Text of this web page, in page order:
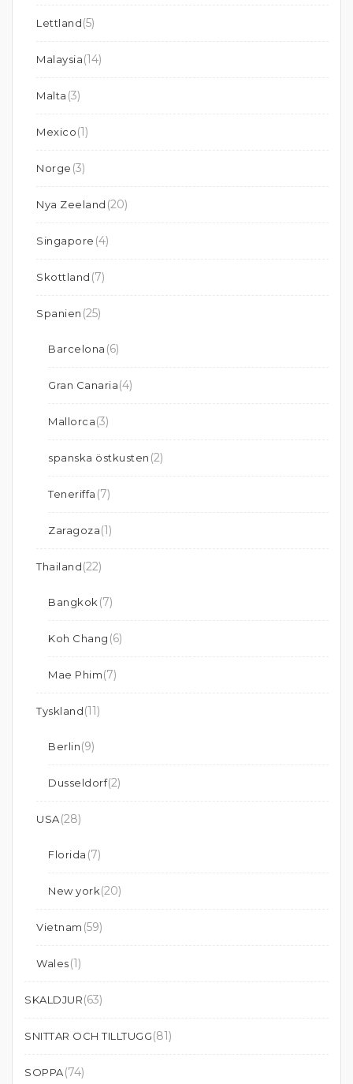
Lettland(5)
Malaysia(14)
Malta (3)
Mexico(1)
Norge (3)
Nya Zeeland (20)
Singapore (4)
Skottland (7)
Spanien (25)
Barcelona (6)
Gran Canaria(4)
Mallorca(3)
spanska östkusten (2)
Teneriffa (7)
Zaragoza(1)
Thailand(22)
Bangkok (7)
Koh Chang (6)
Mae Phim(7)
Tyskland(11)
Berlin(9)
Dusseldorf(2)
USA(28)
Florida (7)
New york(20)
Vietnam (59)
Wales(1)
SKALDJUR(63)
SNITTAR OCH TILLTUGG(81)
SOPPA(74)